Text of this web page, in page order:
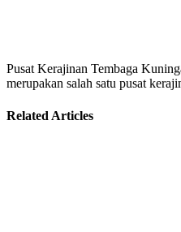
Pusat Kerajinan Tembaga
merupakan salah satu pusat
Related Articles